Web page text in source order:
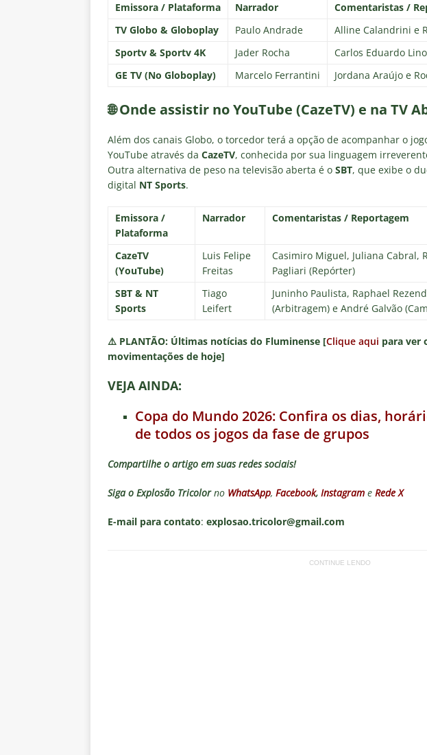
Emissora / Plataforma Narrador
Comentaristas /
TV Globo & Globoplay
Paulo Andrade
Alline Calandrini e
Sportv & Sportv 4K
Jader Rocha
Carlos Eduardo
GE TV (No Globoplay)
Marcelo Ferrantini Jordana Araújo e
🌐 Onde assistir no YouTube (CazeTV) e na TV
Além dos canais Globo, o torcedor terá a opção de acompanhar o
YouTube através da CazeTV, conhecida por sua linguagem
Outra alternativa de peso na televisão aberta é o SBT, que exibe o
digital NT Sports.
Emissora /
Plataforma
Narrador Comentaristas / Reportagem
CazeTV
(YouTube)
Luis Felipe
Freitas
Casimiro Miguel, Juliana Cabral,
Pagliari (Repórter)
SBT & NT
Sports
Tiago
Leifert
Juninho Paulista, Raphael
(Arbitragem) e André Galvão
⚠️ PLANTÃO: Últimas notícias do Fluminense [Clique aqui para ver
movimentações de hoje]
VEJA AINDA:
Copa do Mundo 2026: Confira os dias,
de todos os jogos da fase de grupos
Compartilhe o artigo em suas redes sociais!
Siga o Explosão Tricolorno WhatsApp, Facebook, Instagram e Rede X
E-mail para contato: explosao.tricolor@gmail.com
CONTINUE LENDO